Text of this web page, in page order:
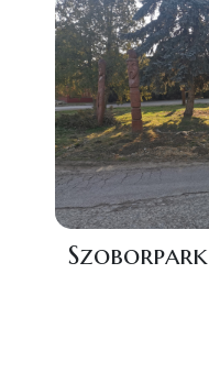
Szoborpark